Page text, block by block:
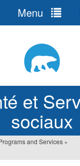
et
sociaux
Menu
and Services »